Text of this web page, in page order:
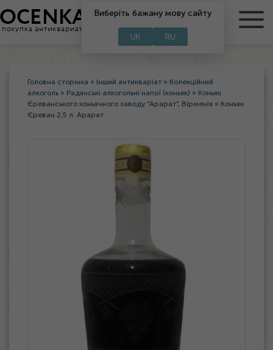
RU
Виберіть бажану мову сайту
UK RU
Головна сторінка » Інший антикваріат » Колекційний
алкоголь » Радянські алкогольні напої (коньяк) » Коньяк
Єреванського коньячного заводу "Арарат", Вірменія » Коньяк
Єреван 2,5 л. Арарат